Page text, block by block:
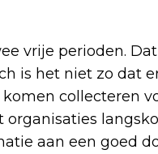
vrije perioden.
is het niet zo dat
collecteren
aan een goed